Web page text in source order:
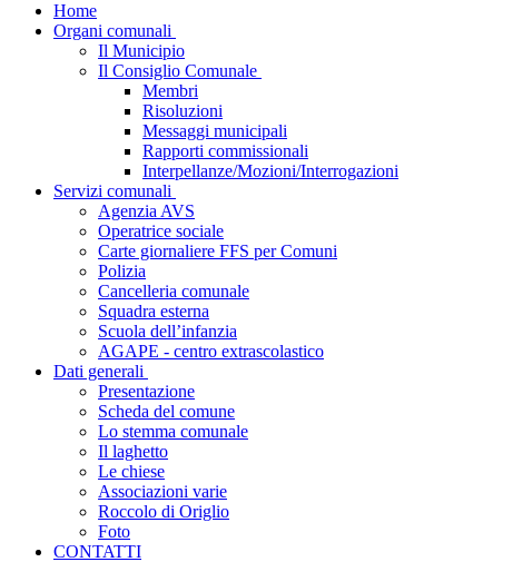
Home
Organi comunali
Il Municipio
Il Consiglio Comunale
Membri
Risoluzioni
Messaggi municipali
Rapporti commissionali
Interpellanze/Mozioni/Interrogazioni
Servizi comunali
Agenzia AVS
Operatrice sociale
Carte giornaliere FFS per Comuni
Polizia
Cancelleria comunale
Squadra esterna
Scuola dell’infanzia
AGAPE - centro extrascolastico
Dati generali
Presentazione
Scheda del comune
Lo stemma comunale
Il laghetto
Le chiese
Associazioni varie
Roccolo di Origlio
Foto
CONTATTI